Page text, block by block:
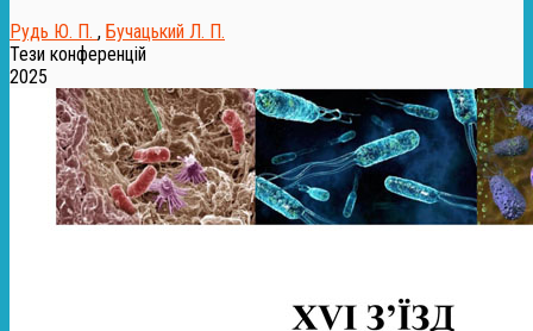
Рудь Ю. П. , Бучацький Л. П.
Тези конференцій
2025